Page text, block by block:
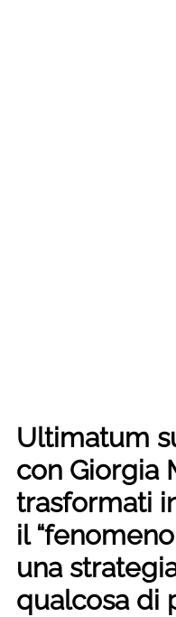
Ultimatum
con Giorgia
trasformati
il
una
qualcosa di